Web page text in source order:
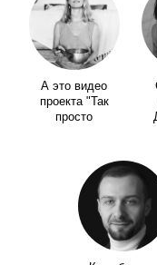
А это видео
проекта "Так
просто